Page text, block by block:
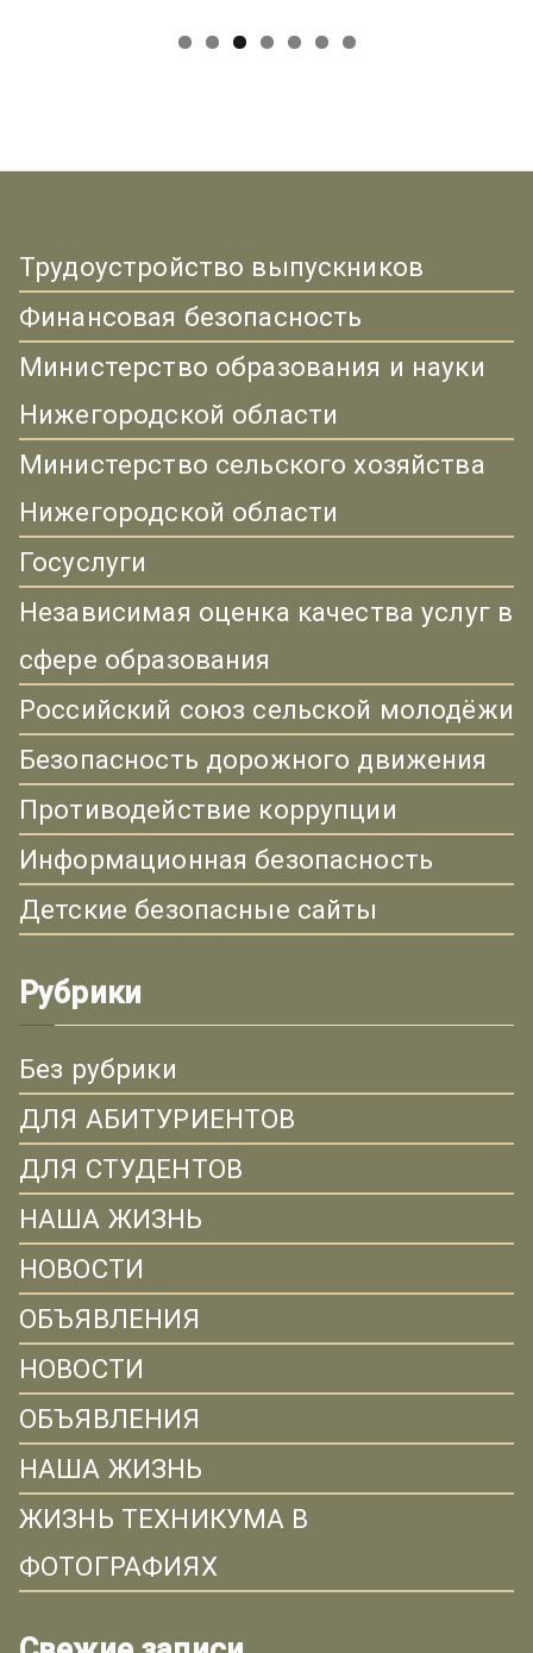
Трудоустройство выпускников
Финансовая безопасность
Министерство образования и науки
Нижегородской области
Министерство сельского хозяйства
Нижегородской области
Госуслуги
Независимая оценка качества услуг в
сфере образования
Российский союз сельской молодёжи
Безопасность дорожного движения
Противодействие коррупции
Информационная безопасность
Детские безопасные сайты
Рубрики
Без рубрики
ДЛЯ АБИТУРИЕНТОВ
ДЛЯ СТУДЕНТОВ
НАША ЖИЗНЬ
НОВОСТИ
ОБЪЯВЛЕНИЯ
НОВОСТИ
ОБЪЯВЛЕНИЯ
НАША ЖИЗНЬ
ЖИЗНЬ ТЕХНИКУМА В
ФОТОГРАФИЯХ